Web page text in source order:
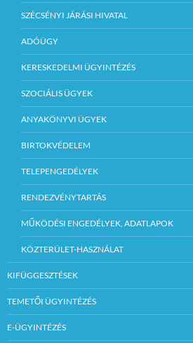
SZÉCSÉNYI JÁRÁSI HIVATAL
ADÓÜGY
KERESKEDELMI ÜGYINTÉZÉS
SZOCIÁLIS ÜGYEK
ANYAKÖNYVI ÜGYEK
BIRTOKVÉDELEM
TELEPENGEDÉLYEK
RENDEZVÉNYTARTÁS
MŰKÖDÉSI ENGEDÉLYEK, ADATLAPOK
KÖZTERÜLET-HASZNÁLAT
KIFÜGGESZTÉSEK
TEMETŐI ÜGYINTÉZÉS
E-ÜGYINTÉZÉS